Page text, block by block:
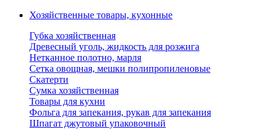
Хозяйственные товары, кухонные
Губка хозяйственная
Древесный уголь, жидкость для розжига
Нетканное полотно, марля
Сетка овощная, мешки полипропиленовые
Скатерти
Сумка хозяйственная
Товары для кухни
Фольга для запекания, рукав для запекания
Шпагат джутовый упаковочный